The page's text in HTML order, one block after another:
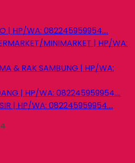
| HP/WA: 082245959954....
MINIMARKET | HP/WA:
& RAK SAMBUNG | HP/WA:
| HP/WA: 082245959954....
| HP/WA: 082245959954....